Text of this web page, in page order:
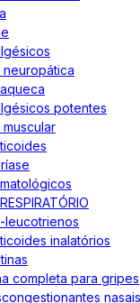
neuropática
potentes
muscular
leucotrienos
inalatórios
completa para gripes